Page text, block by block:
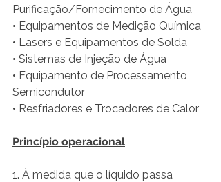
Purificação/Fornecimento de Água
• Equipamentos de Medição Química
• Lasers e Equipamentos de Solda
• Sistemas de Injeção de Água
• Equipamento de Processamento
Semicondutor
• Resfriadores e Trocadores de Calor
Princípio operacional
1. À medida que o líquido passa